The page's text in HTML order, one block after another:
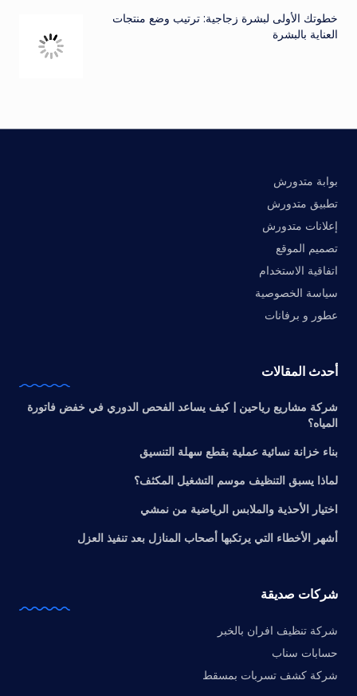
خطوتك الأولى لبشرة زجاجية: ترتيب وضع منتجات
العناية بالبشرة
بوابة متدورش
تطبيق متدورش
إعلانات متدورش
تصميم الموقع
اتفاقية الاستخدام
سياسة الخصوصية
عطور و برفانات
أحدث المقالات
شركة مشاريع رياحين | كيف يساعد الفحص الدوري في خفض فاتورة
المياه؟
بناء خزانة نسائية عملية بقطع سهلة التنسيق
لماذا يسبق التنظيف موسم التشغيل المكثف؟
اختيار الأحذية والملابس الرياضية من نمشي
أشهر الأخطاء التي يرتكبها أصحاب المنازل بعد تنفيذ العزل
شركات صديقة
شركة تنظيف افران بالخبر
حسابات سناب
شركة كشف تسربات بمسقط